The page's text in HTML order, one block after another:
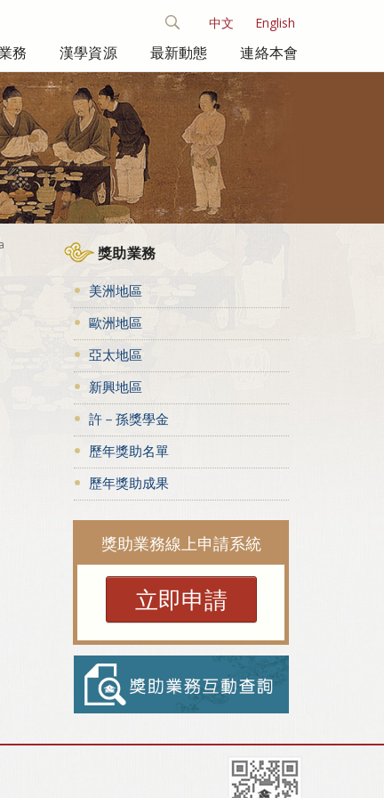
中文 English
務 漢學資源 最新動態 連絡本會
獎助業務
美洲地區
歐洲地區
亞太地區
新興地區
許－孫獎學金
歷年獎助名單
歷年獎助成果
獎助業務線上申請系統
立即申請